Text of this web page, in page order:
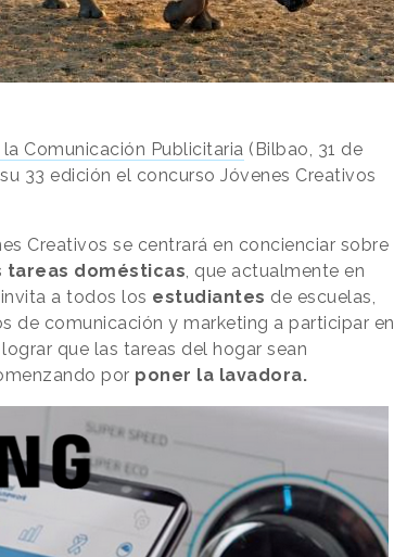
Comunicación Publicitaria (Bilbao, 31 de
33 edición el concurso Jóvenes Creativos
Creativos se centrará en concienciar sobre
tareas domésticas , que actualmente en
a todos los estudiantes de escuelas,
de comunicación y marketing a participar en
que las tareas del hogar sean
por poner la lavadora.